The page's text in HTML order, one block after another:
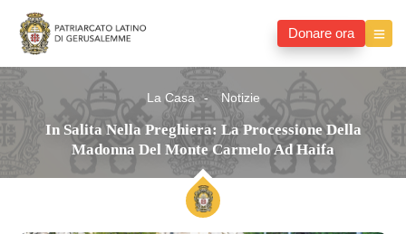
Donare ora
La Casa Notizie
In Salita Nella Preghiera: La Processione Della
Madonna Del Monte Carmelo Ad Haifa